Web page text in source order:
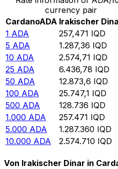
currency pair
CardanoADA Irakischer
1 ADA 257,471 IQD
5 ADA 1.287,36 IQD
10 ADA 2.574,71 IQD
25 ADA 6.436,78 IQD
50 ADA 12.873,6 IQD
100 ADA 25.747,1 IQD
500 ADA 128.736 IQD
1.000 ADA 257.471 IQD
5.000 ADA 1.287.360 IQD
10.000 ADA 2.574.710 IQD
Von Irakischer Dinar in